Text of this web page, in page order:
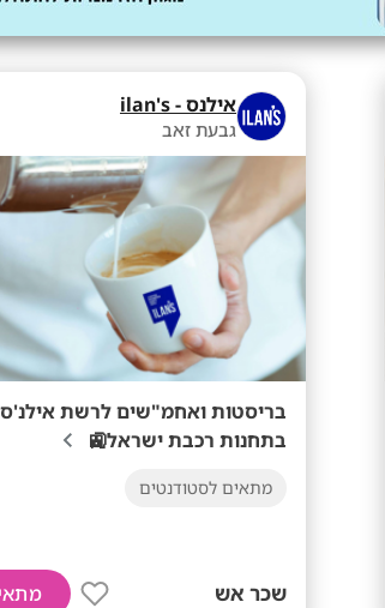
אילנס - ilan's
גבעת זאב
בריסטות ואחמ"שים לרשת אילנ'ס
בתחנות רכבת ישראל🚉
מתאים לסטודנטים
שכר אש